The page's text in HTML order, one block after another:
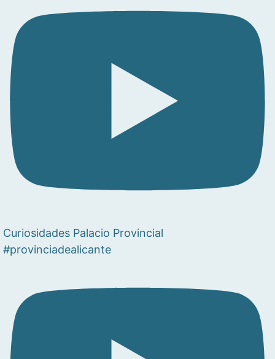
Curiosidades Palacio Provincial
#provinciadealicante